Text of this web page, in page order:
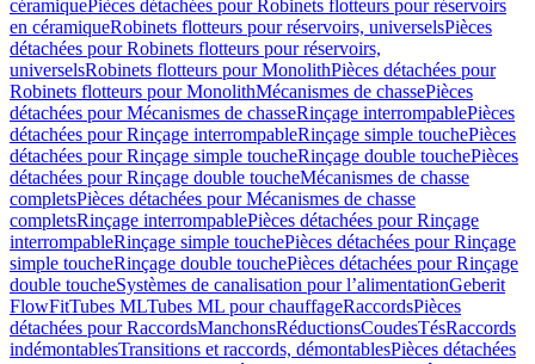
céramiquePièces détachées pour Robinets flotteurs pour réservoirs
en céramiqueRobinets flotteurs pour réservoirs, universelsPièces
détachées pour Robinets flotteurs pour réservoirs,
universelsRobinets flotteurs pour MonolithPièces détachées pour
Robinets flotteurs pour MonolithMécanismes de chassePièces
détachées pour Mécanismes de chasseRinçage interrompablePièces
détachées pour Rinçage interrompableRinçage simple touchePièces
détachées pour Rinçage simple toucheRinçage double touchePièces
détachées pour Rinçage double toucheMécanismes de chasse
completsPièces détachées pour Mécanismes de chasse
completsRinçage interrompablePièces détachées pour Rinçage
interrompableRinçage simple touchePièces détachées pour Rinçage
simple toucheRinçage double touchePièces détachées pour Rinçage
double toucheSystèmes de canalisation pour l’alimentationGeberit
FlowFitTubes MLTubes ML pour chauffageRaccordsPièces
détachées pour RaccordsManchonsRéductionsCoudesTésRaccords
indémontablesTransitions et raccords, démontablesPièces détachées